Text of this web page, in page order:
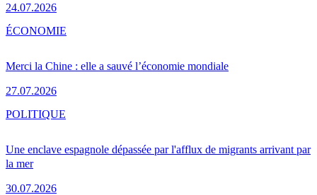
24.07.2026
Merci la Chine : elle a sauvé l’économie mondiale
27.07.2026
ÉCONOMIE
Une enclave espagnole dépassée par l'afflux de migrants arrivant par
la mer
30.07.2026
POLITIQUE